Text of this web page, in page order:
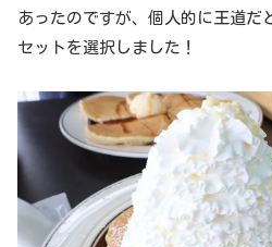
あったのですが、個人的に王道だ
セットを選択しました！